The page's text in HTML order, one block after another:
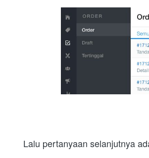
Lalu pertanyaan selanjutnya